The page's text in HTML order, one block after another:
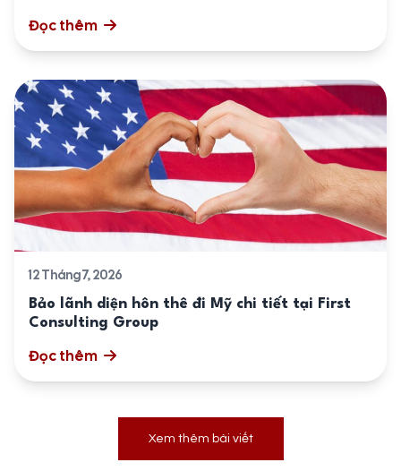
Đọc thêm
12 Tháng 7, 2026
Bảo lãnh diện hôn thê đi Mỹ chi tiết tại First
Consulting Group
Đọc thêm
Xem thêm bài viết